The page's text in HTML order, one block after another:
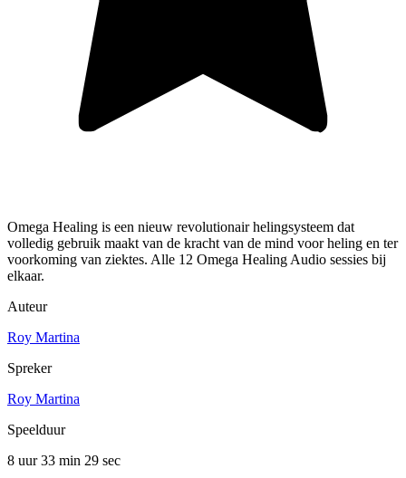
Omega Healing is een nieuw revolutionair helingsysteem dat
volledig gebruik maakt van de kracht van de mind voor heling en ter
voorkoming van ziektes. Alle 12 Omega Healing Audio sessies bij
elkaar.
Auteur
Roy Martina
Spreker
Roy Martina
Speelduur
8 uur 33 min 29 sec